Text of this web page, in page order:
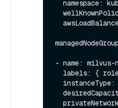
- name: milvus-